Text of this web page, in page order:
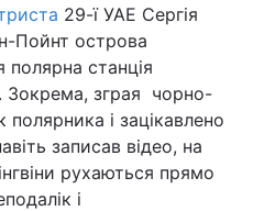
29-ї УАЕ Сергія
Пойнт острова
полярна станція
Зокрема, зграя чорно-
полярника і зацікавлено
записав відео, на
рухаються прямо
і